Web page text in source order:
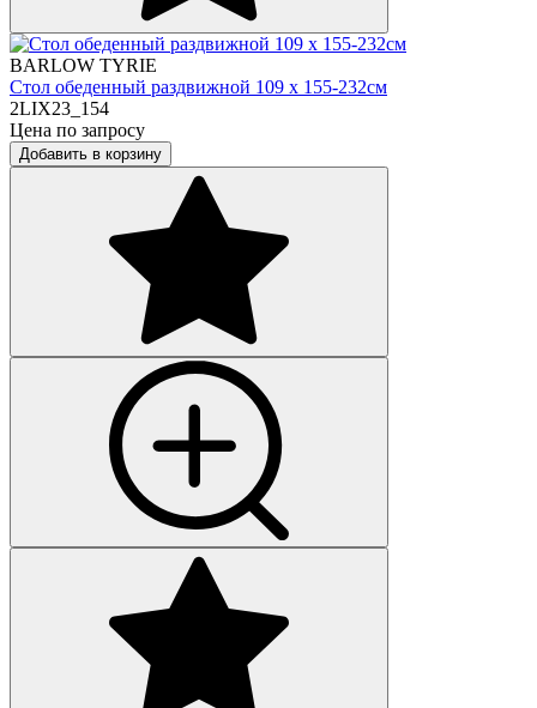
BARLOW TYRIE
Стол обеденный раздвижной 109 х 155-232см
2LIX23_154
Цена по запросу
Добавить в корзину